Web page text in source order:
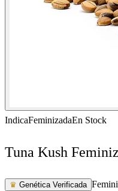
IndicaFeminizadaEn Stock
Tuna Kush
♛ Genética Verificada